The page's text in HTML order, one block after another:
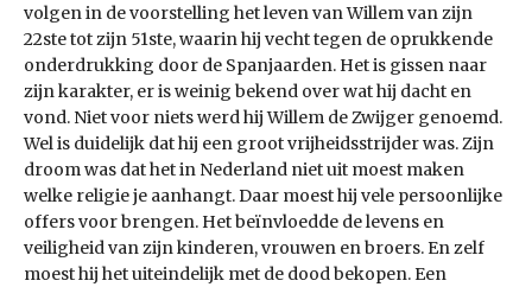
volgen in de voorstelling het leven van Willem van zijn
22ste tot zijn 51ste, waarin hij vecht tegen de oprukkende
onderdrukking door de Spanjaarden. Het is gissen naar
zijn karakter, er is weinig bekend over wat hij dacht en
vond. Niet voor niets werd hij Willem de Zwijger genoemd.
Wel is duidelijk dat hij een groot vrijheidsstrijder was. Zijn
droom was dat het in Nederland niet uit moest maken
welke religie je aanhangt. Daar moest hij vele persoonlijke
offers voor brengen. Het beïnvloedde de levens en
veiligheid van zijn kinderen, vrouwen en broers. En zelf
moest hij het uiteindelijk met de dood bekopen. Een